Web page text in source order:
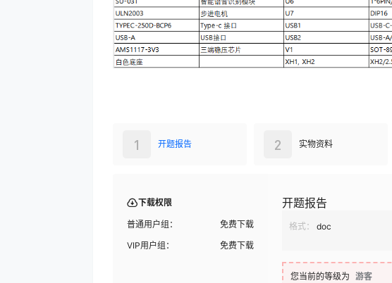
开题报告
1 实物资料
2
下载权限
普通用户组：
免费下载
VIP用户组：
免费下载
开题报告
格式： doc
您当前的等级为 游客